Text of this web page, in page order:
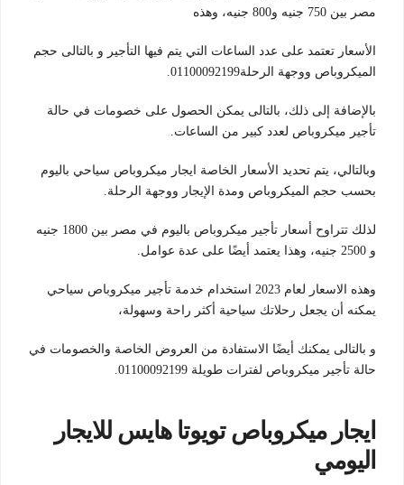
مصر بين 750 جنيه و800 جنيه، وهذه
الأسعار تعتمد على عدد الساعات التي يتم فيها التأجير و بالتالى حجم
الميكروباص ووجهة الرحلة01100092199.
بالإضافة إلى ذلك، بالتالى يمكن الحصول على خصومات في حالة
تأجير ميكروباص لعدد كبير من الساعات.
وبالتالي، يتم تحديد الأسعار الخاصة ايجار ميكروباص سياحي باليوم
بحسب حجم الميكروباص ومدة الإيجار ووجهة الرحلة.
لذلك تتراوح أسعار تأجير ميكروباص باليوم في مصر بين 1800 جنيه
و 2500 جنيه، وهذا يعتمد أيضًا على عدة عوامل.
وهذه الاسعار لعام 2023 استخدام خدمة تأجير ميكروباص سياحي
يمكنه أن يجعل رحلاتك سياحية أكثر راحة وسهولة،
و بالتالى يمكنك أيضًا الاستفادة من العروض الخاصة والخصومات في
حالة تأجير ميكروباص لفترات طويلة 01100092199.
ايجار ميكروباص تويوتا هايس للايجار
اليومي